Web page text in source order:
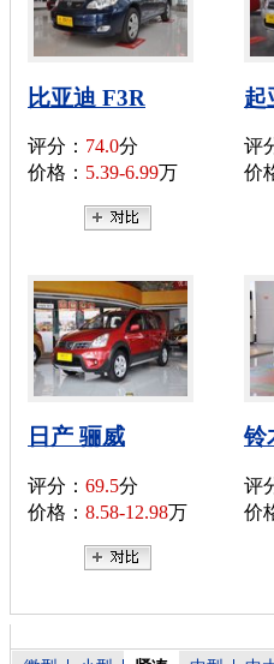
比亚迪 F3R
评分： 74.0分
价格： 5.39-6.99万
起
评
价
日产 骊威
评分： 69.5分
价格： 8.58-12.98万
铃
评
价